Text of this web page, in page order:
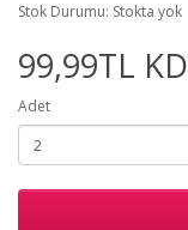
Stok Durumu: Stokta yok
99,99TL
Adet